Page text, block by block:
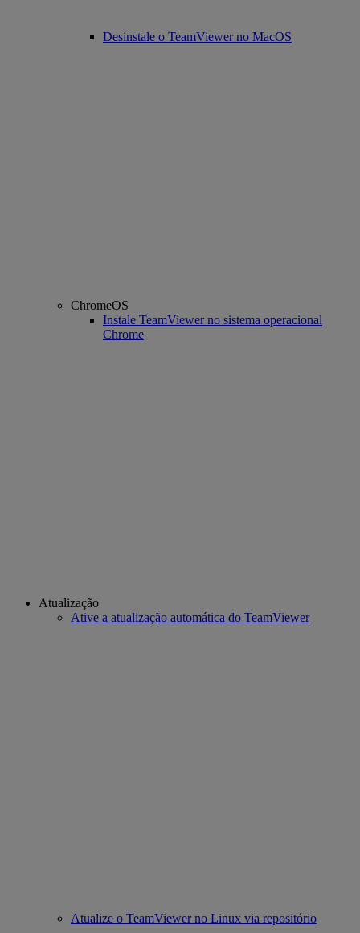
Desinstale o TeamViewer no MacOS
ChromeOS
Instale TeamViewer no sistema operacional
Chrome
Atualização
Ative a atualização automática do TeamViewer
Atualize o TeamViewer no Linux via repositório